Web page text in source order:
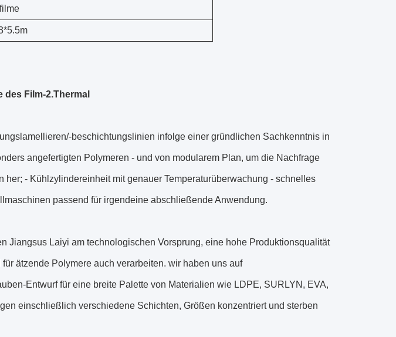
Film-2.Thermal
beschichtungslinien infolge einer gründlichen Sachkenntnis in
angefertigten Polymeren - und von modularem Plan, um die Nachfrage
her; - Kühlzylindereinheit mit genauer Temperaturüberwachung - schnelles
passend für irgendeine abschließende Anwendung.
Jiangsus Laiyi am technologischen Vorsprung, eine hohe Produktionsqualität
ätzende Polymere auch verarbeiten. wir haben uns auf
Entwurf für eine breite Palette von Materialien wie LDPE, SURLYN, EVA,
einschließlich verschiedene Schichten, Größen konzentriert und sterben